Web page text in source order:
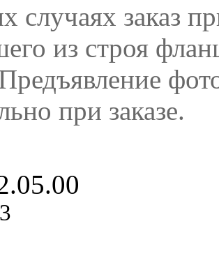
случаях заказ
из строя
при заказе.
3